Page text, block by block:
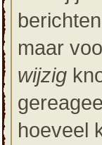
maar
wijzig
hoeveel